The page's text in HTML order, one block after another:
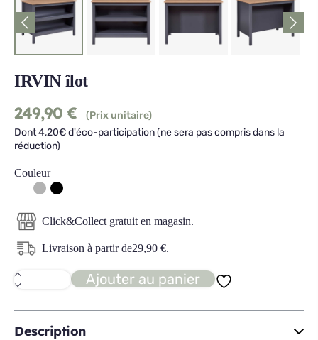
IRVIN îlot
249,90 €
(Prix unitaire)
Dont 4,20€ d'éco-participation (ne sera pas compris dans la
réduction)
Couleur
Click&Collect gratuit en magasin.
Livraison à partir de29,90 €.
quantité
de
îlot
Ajouter au panier
Description